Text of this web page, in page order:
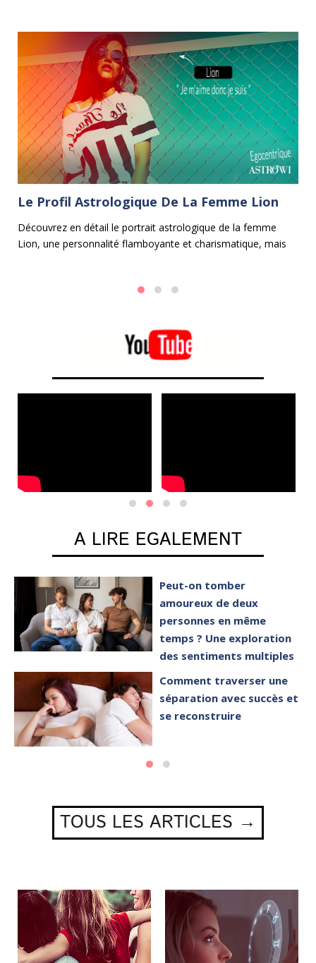
Le Profil Astrologique De La Femme Lion
Découvrez en détail le portrait astrologique de la femme
Lion, une personnalité flamboyante et charismatique, mais
A LIRE EGALEMENT
Peut-on tomber
amoureux de deux
personnes en même
temps ? Une exploration
des sentiments multiples
Comment traverser une
séparation avec succès et
se reconstruire
TOUS LES ARTICLES →